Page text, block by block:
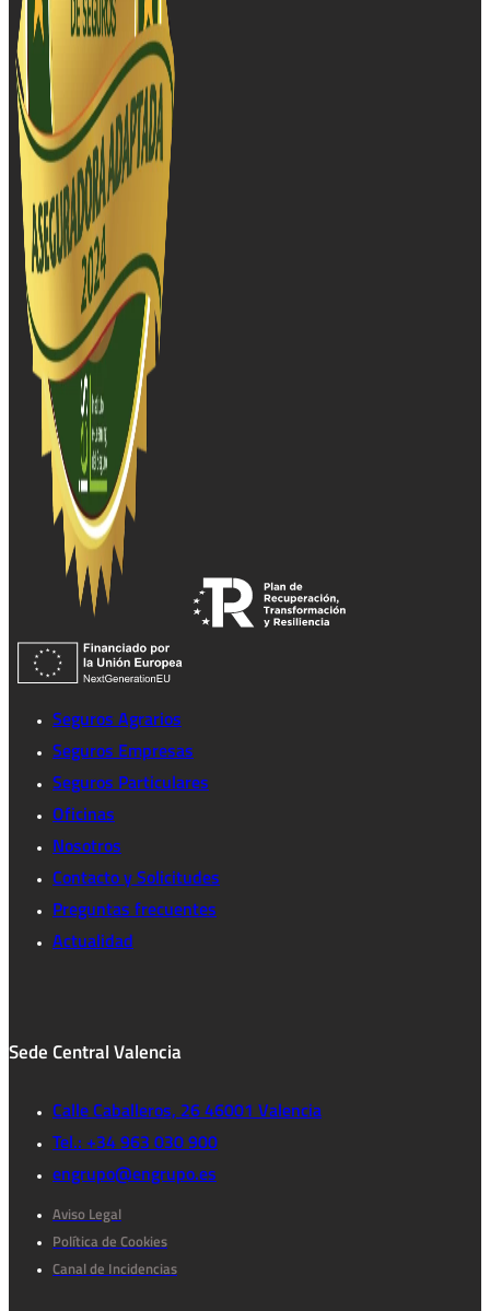
Seguros Agrarios
Seguros Empresas
Seguros Particulares
Oficinas
Nosotros
Contacto y Solicitudes
Preguntas frecuentes
Actualidad
Sede Central Valencia
Calle Caballeros, 26 46001 Valencia
Tel.: +34 963 030 900
engrupo@engrupo.es
Aviso Legal
Política de Cookies
Canal de Incidencias